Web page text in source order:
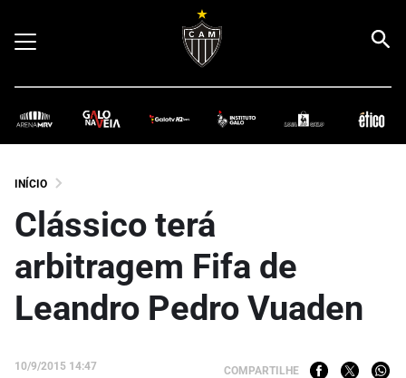
INÍCIO
Clássico terá
arbitragem Fifa de
Leandro Pedro Vuaden
10/9/2015 14:47 COMPARTILHE